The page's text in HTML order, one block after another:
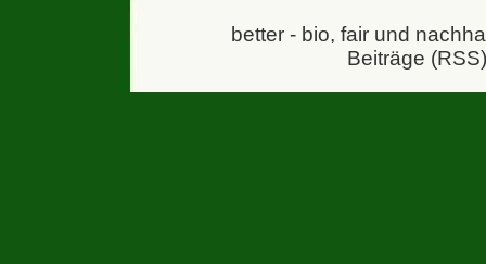
better - bio, fair und
Beiträge (RSS)